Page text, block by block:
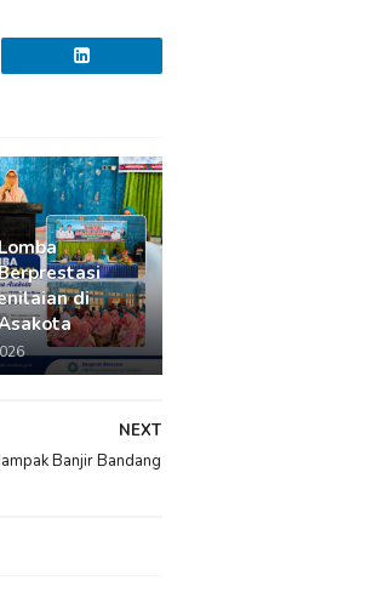
di
NEXT
Banjir Bandang